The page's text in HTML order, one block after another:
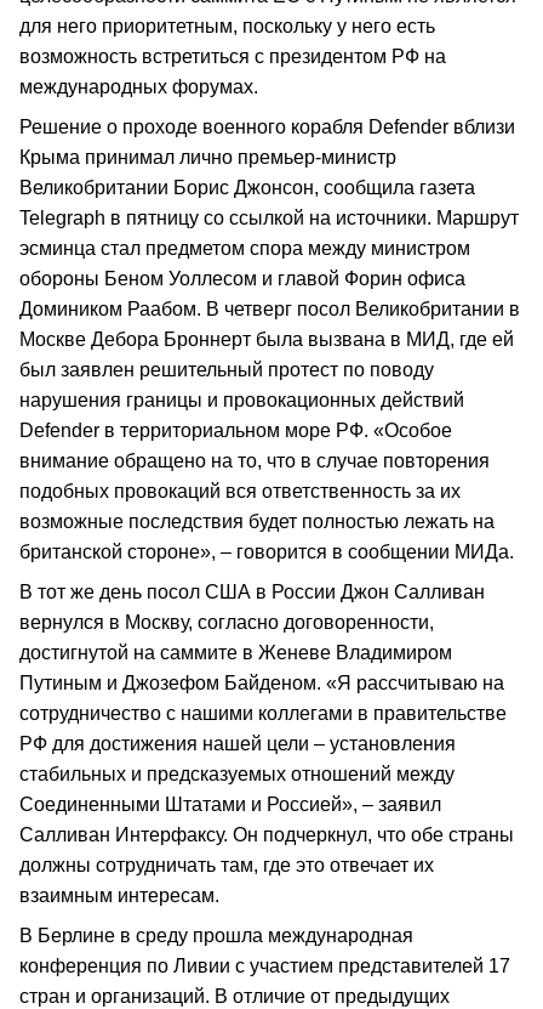
для него приоритетным, поскольку у него есть
возможность встретиться с президентом РФ на
международных форумах.
Решение о проходе военного корабля Defender вблизи
Крыма принимал лично премьер-министр
Великобритании Борис Джонсон, сообщила газета
Telegraph в пятницу со ссылкой на источники. Маршрут
эсминца стал предметом спора между министром
обороны Беном Уоллесом и главой Форин офиса
Домиником Раабом. В четверг посол Великобритании в
Москве Дебора Броннерт была вызвана в МИД, где ей
был заявлен решительный протест по поводу
нарушения границы и провокационных действий
Defender в территориальном море РФ. «Особое
внимание обращено на то, что в случае повторения
подобных провокаций вся ответственность за их
возможные последствия будет полностью лежать на
британской стороне», – говорится в сообщении МИДа.
В тот же день посол США в России Джон Салливан
вернулся в Москву, согласно договоренности,
достигнутой на саммите в Женеве Владимиром
Путиным и Джозефом Байденом. «Я рассчитываю на
сотрудничество с нашими коллегами в правительстве
РФ для достижения нашей цели – установления
стабильных и предсказуемых отношений между
Соединенными Штатами и Россией», – заявил
Салливан Интерфаксу. Он подчеркнул, что обе страны
должны сотрудничать там, где это отвечает их
взаимным интересам.
В Берлине в среду прошла международная
конференция по Ливии с участием представителей 17
стран и организаций. В отличие от предыдущих